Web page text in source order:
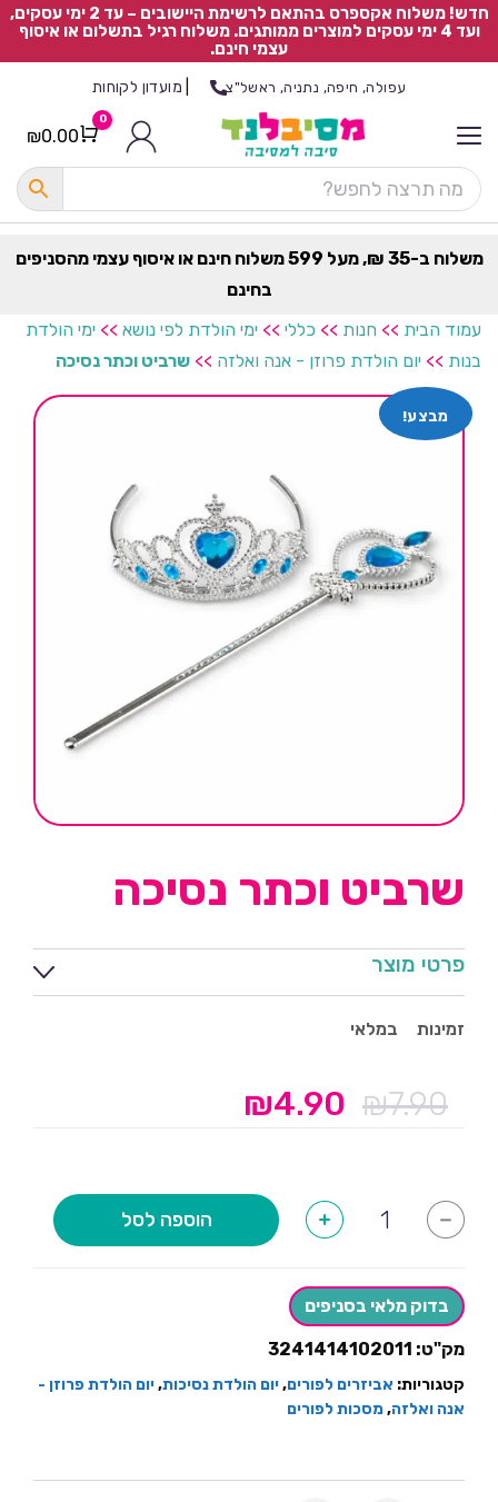
חדש! משלוח אקספרס בהתאם לרשימת היישובים – עד 2 ימי עסקים,
ועד 4 ימי עסקים למוצרים ממותגים. משלוח רגיל בתשלום או איסוף
עצמי חינם.
עפולה, חיפה, נתניה, ראשל"צ מועדון לקוחות
Cart
0
₪0.00
משלוח ב-35 ₪, מעל 599 משלוח חינם או איסוף עצמי מהסניפים
בחינם
עמוד הבית >> חנות >> כללי >> ימי הולדת לפי נושא >> ימי הולדת
בנות >> יום הולדת פרוזן - אנה ואלזה >> שרביט וכתר נסיכה
מבצע!
שרביט וכתר נסיכה
פרטי מוצר
זמינות במלאי
₪7.90
המחיר
₪7.90.
₪4.90
₪4.90.
-
של
+ הוספה לסל
בדוק מלאי בסניפים
מק"ט: 3241414102011
קטגוריות: אביזרים לפורים,יום הולדת נסיכות,יום הולדת פרוזן -
אנה ואלזה,מסכות לפורים